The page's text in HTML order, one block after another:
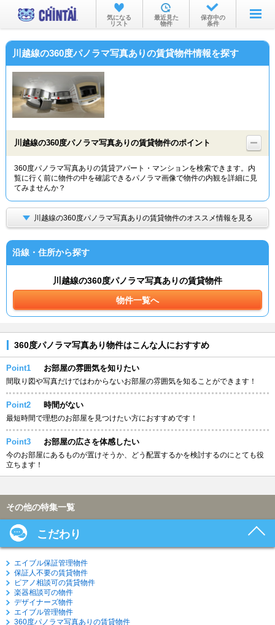
お部屋を探す
沿線・駅から
物件特集から
TOP
気になる
リスト
最近見た
物件
保存中の
条件
川越線の360度パノラマ写真ありの賃貸物件情報を探す
川越線の360度パノラマ写真ありの賃貸物件のポイント
360度パノラマ写真ありの賃貸アパート・マンションを検索できます。内
覧に行く前に物件の中を確認できるパノラマ画像で物件の内観を詳細に見
てみませんか？
川越線の360度パノラマ写真ありの賃貸物件のオススメ情報を見る
沿線・住所から探す
川越線の360度パノラマ写真ありの賃貸物件
物件一覧へ
360度パノラマ写真あり物件はこんな人におすすめ
Point1 お部屋の雰囲気を知りたい
間取り図や写真だけではわからないお部屋の雰囲気を知ることができます！
Point2 時間がない
最短時間で理想のお部屋を見つけたい方におすすめです！
Point3 お部屋の広さを体感したい
今のお部屋にあるものが置けそうか、どう配置するかを検討するのにとても役
立ちます！
その他の特集一覧
こだわり
エイブル保証管理物件
保証人不要の賃貸物件
ピアノ相談可の賃貸物件
楽器相談可の物件
デザイナーズ物件
エイブル管理物件
360度パノラマ写真ありの賃貸物件